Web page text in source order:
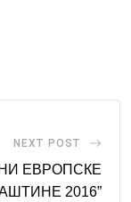
NEXT POST
ЕВРОПСКЕ
2016”